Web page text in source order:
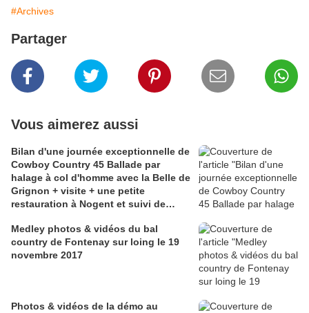
#Archives
Partager
Vous aimerez aussi
Bilan d'une journée exceptionnelle de
Cowboy Country 45 Ballade par
halage à col d'homme avec la Belle de
Grignon + visite + une petite
restauration à Nogent et suivi de
Medley photos & vidéos du bal
country de Fontenay sur loing le 19
novembre 2017
Photos & vidéos de la démo au